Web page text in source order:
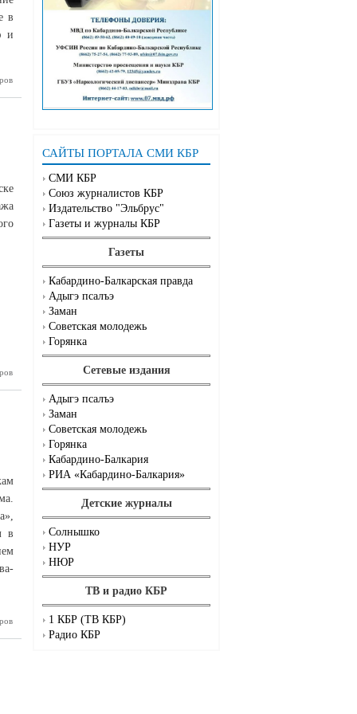
САЙТЫ ПОРТАЛА СМИ КБР
СМИ КБР
Союз журналистов КБР
Издательство "Эльбрус"
Газеты и журналы КБР
Газеты
Кабардино-Балкарская правда
Адыгэ псалъэ
Заман
Советская молодежь
Горянка
Сетевые издания
Адыгэ псалъэ
Заман
Советская молодежь
Горянка
Кабардино-Балкария
РИА «Кабардино-Балкария»
Детские журналы
Солнышко
НУР
НЮР
ТВ и радио КБР
1 КБР (ТВ КБР)
Радио КБР
в
и
южного
в
взлёт